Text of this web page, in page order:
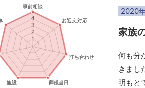
2020
家族
何も分
きまし
明もと